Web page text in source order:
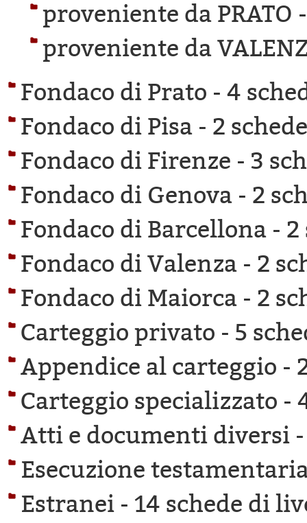
proveniente da PRATO
proveniente da
Fondaco di Prato - 4
Fondaco di Pisa - 2
Fondaco di Firenze - 3
Fondaco di Genova - 2
Fondaco di Barcellona - 2
Fondaco di Valenza - 2
Fondaco di Maiorca - 2
Carteggio privato - 5
Appendice al carteggio -
Carteggio specializzato -
Atti e documenti diversi
Esecuzione
Estranei - 14 schede di